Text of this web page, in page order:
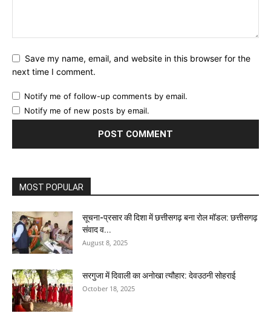
Save my name, email, and website in this browser for the
next time I comment.
Notify me of follow-up comments by email.
Notify me of new posts by email.
MOST POPULAR
सूचना-प्रसार की दिशा में छत्तीसगढ़ बना रोल मॉडल: छत्तीसगढ़
संवाद व...
August 8, 2025
सरगुजा में दिवाली का अनोखा त्यौहार: देवउठनी सोहराई
October 18, 2025